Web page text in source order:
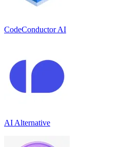
CodeConductor AI
AI Alternative